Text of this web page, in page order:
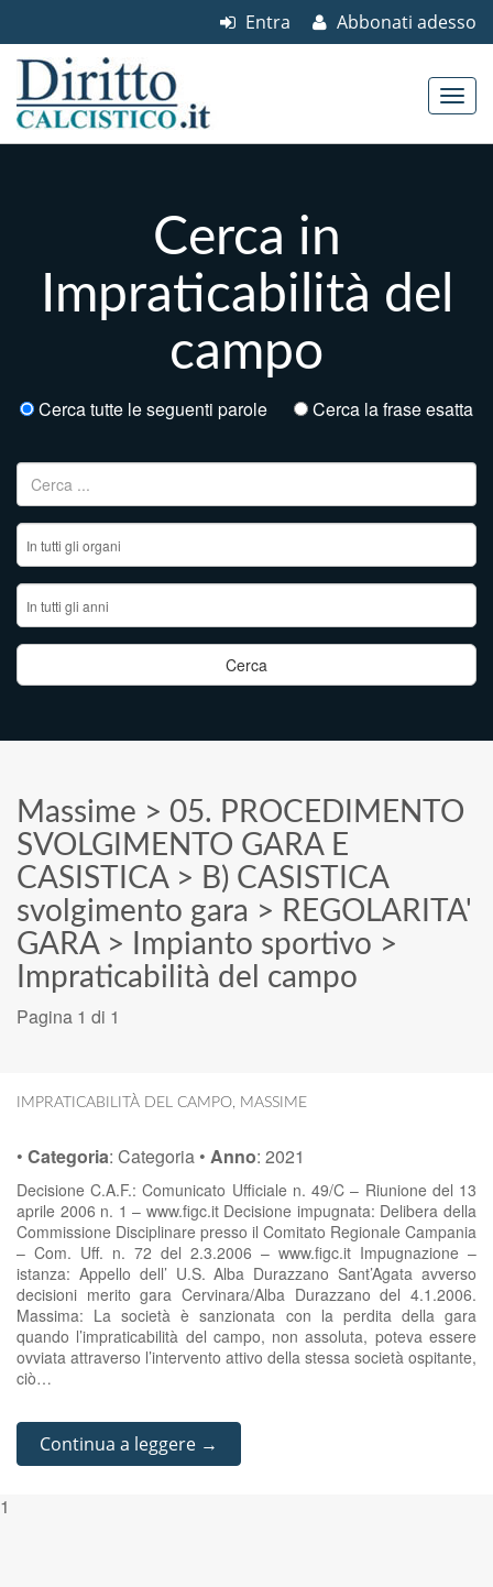
Abbonati adesso
Entra
Cerca in
Impraticabilità del
campo
Cerca tutte le seguenti parole Cerca la frase esatta
Ricerca per:
Massime > 05. PROCEDIMENTO
SVOLGIMENTO GARA E
CASISTICA> B) CASISTICA
svolgimento gara > REGOLARITA'
GARA> Impianto sportivo >
Impraticabilità del campo
Pagina 1 di 1
IMPRATICABILITÀ DEL CAMPO, MASSIME
• Categoria: Categoria • Anno: 2021
Decisione C.A.F.: Comunicato Ufficiale n. 49/C – Riunione del 13
aprile 2006 n. 1 – www.figc.it Decisione impugnata: Delibera della
Commissione Disciplinare presso il Comitato Regionale Campania
– Com. Uff. n. 72 del 2.3.2006 – www.figc.it Impugnazione –
istanza: Appello dell’ U.S. Alba Durazzano Sant’Agata avverso
decisioni merito gara Cervinara/Alba Durazzano del 4.1.2006.
Massima: La società è sanzionata con la perdita della gara
quando l’impraticabilità del campo, non assoluta, poteva essere
ovviata attraverso l’intervento attivo della stessa società ospitante,
ciò…
Continua a leggere →
1